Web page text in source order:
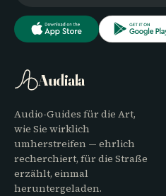
Audiala
Audio-Guides für die Art,
wie Sie wirklich
umherstreifen — ehrlich
recherchiert, für die Straße
erzählt, einmal
heruntergeladen.